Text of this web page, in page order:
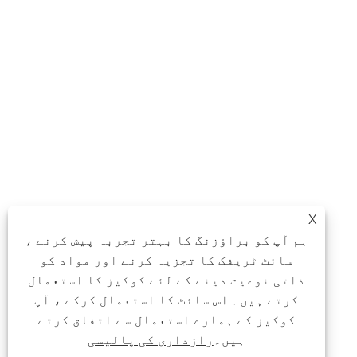
X
ہم آپ کو براؤزنگ کا بہتر تجربہ پیش کرنے ،
سائٹ ٹریفک کا تجزیہ کرنے اور مواد کو
ذاتی نوعیت دینے کے لئے کوکیز کا استعمال
کرتے ہیں۔ اس سائٹ کا استعمال کرکے ، آپ
کوکیز کے ہمارے استعمال سے اتفاق کرتے
ہیں۔ رازداری کی پالیسی